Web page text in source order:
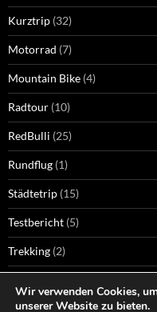
Kurztrip (32)
Motorrad (7)
Mountain Bike (4)
Radtour (10)
RedBulli (25)
Rundflug (1)
Städtetrip (15)
Testbericht (5)
Trekking (2)
Wellness(9)
Wir verwenden Cookies,
unserer Website zu bieten.